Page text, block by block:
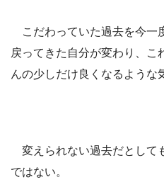
こだわっていた過去を今一
戻ってきた自分が変わり、こ
んの少しだけ良くなるような
変えられない過去だとして
ではない。